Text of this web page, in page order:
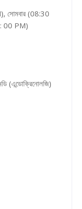
সোমবার (08:30
00 PM)
(এন্ডোক্রিনোলজি)